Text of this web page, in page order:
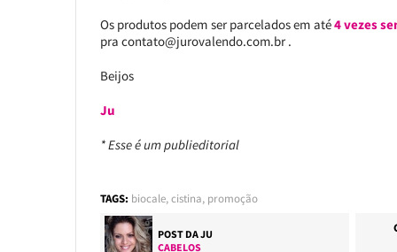
Os produtos podem ser parcelados em até4 vezes
pra contato@jurovalendo.com.br .
Beijos
Ju
* Esse é um publieditorial
TAGS: biocale,cistina, promoção
POST DAJU
CABELOS